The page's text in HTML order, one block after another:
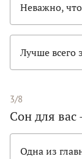
Неважно, что
Лучше всего
3/8
Сон для
Одна из